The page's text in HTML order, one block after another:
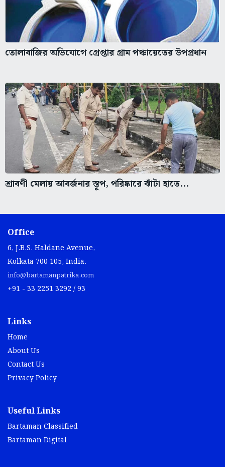
তোলাবাজির অভিযোগে গ্রেপ্তার গ্রাম পঞ্চায়েতের উপপ্রধান
শ্রাবণী মেলায় আবর্জনার স্তূপ, পরিষ্কারে ঝাঁটা হাতে...
Office
6, J.B.S. Haldane Avenue,
Kolkata 700 105, India.
info@bartamanpatrika.com
+91 - 33 2251 3292 / 93
Links
Home
About Us
Contact Us
Privacy Policy
Useful Links
Bartaman Classified
Bartaman Digital